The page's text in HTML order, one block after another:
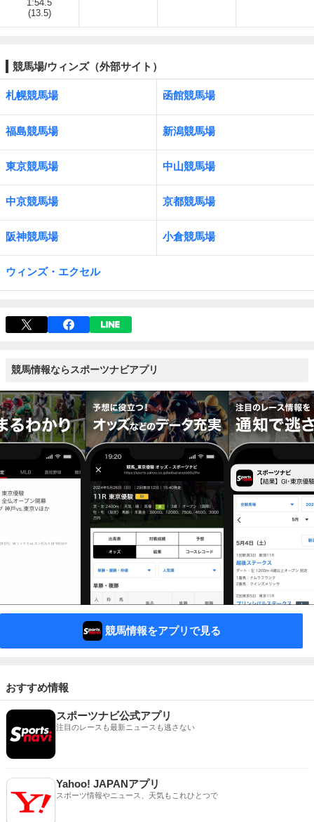
1:54.5
(13.5)
競馬場/ウィンズ（外部サイト）
札幌競馬場 函館競馬場
福島競馬場 新潟競馬場
東京競馬場 中山競馬場
中京競馬場 京都競馬場
阪神競馬場 小倉競馬場
ウィンズ・エクセル
競馬情報ならスポーツナビアプリ
競馬情報をアプリで見る
おすすめ情報
スポーツナビ公式アプリ
注目のレースも最新ニュースも逃さない
Yahoo! JAPANアプリ
スポーツ情報やニュース、天気もこれひとつで